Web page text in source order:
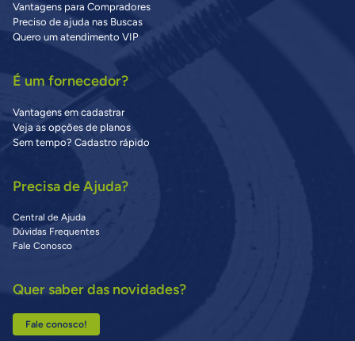
Vantagens para Compradores
Preciso de ajuda nas Buscas
Quero um atendimento VIP
É um fornecedor?
Vantagens em cadastrar
Veja as opções de planos
Sem tempo? Cadastro rápido
Precisa de Ajuda?
Central de Ajuda
Dúvidas Frequentes
Fale Conosco
Quer saber das novidades?
Fale conosco!